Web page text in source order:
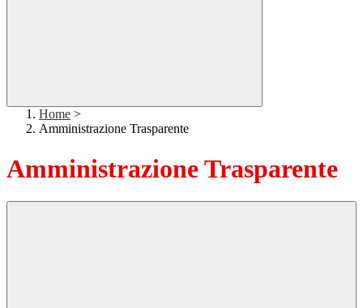
Home >
Amministrazione Trasparente
Amministrazione Trasparente